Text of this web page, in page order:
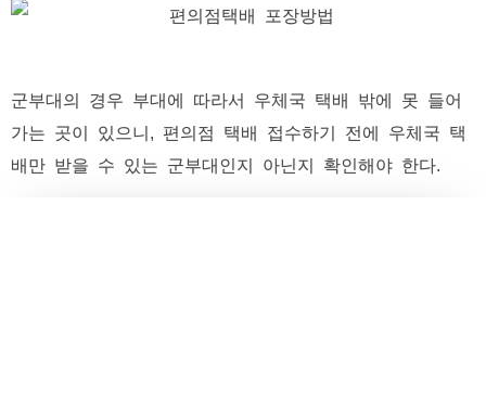
군부대의 경우 부대에 따라서 우체국 택배 밖에 못 들어
가는 곳이 있으니, 편의점 택배 접수하기 전에 우체국 택
배만 받을 수 있는 군부대인지 아닌지 확인해야 한다.